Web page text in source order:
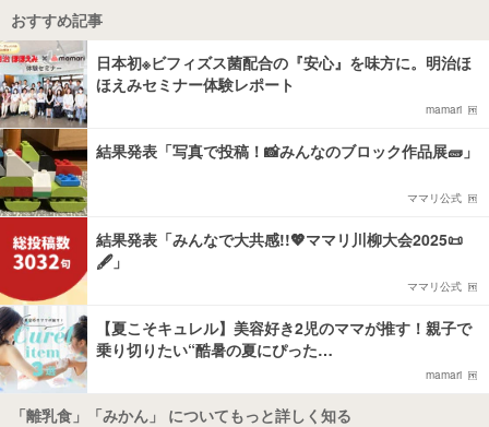
おすすめ記事
日本初※ビフィズス菌配合の『安心』を味方に。明治ほ
ほえみセミナー体験レポート
mamari
結果発表「写真で投稿！📸みんなのブロック作品展🧱」
ママリ公式
結果発表「みんなで大共感!!💖ママリ川柳大会2025📜
🖋️」
ママリ公式
【夏こそキュレル】美容好き2児のママが推す！親子で
乗り切りたい“酷暑の夏にぴった…
mamari
「離乳食」「みかん」 についてもっと詳しく知る